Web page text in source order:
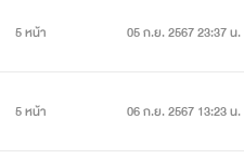
5 หน้า 05 ก.ย. 2567 23:37 น.
5 หน้า 06 ก.ย. 2567 13:23 น.